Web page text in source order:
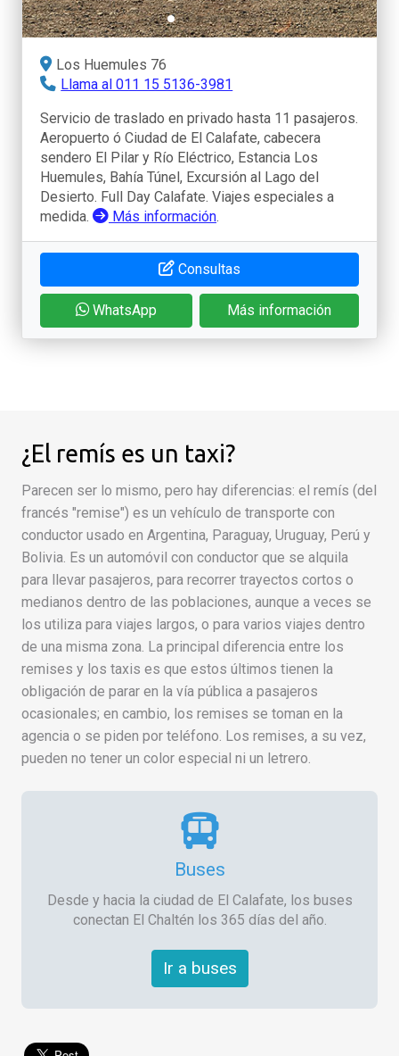
Los Huemules 76
Llama al 011 15 5136-3981
Servicio de traslado en privado hasta 11 pasajeros.
Aeropuerto ó Ciudad de El Calafate, cabecera
sendero El Pilar y Río Eléctrico, Estancia Los
Huemules, Bahía Túnel, Excursión al Lago del
Desierto. Full Day Calafate. Viajes especiales a
medida.
Más información.
Consultas
WhatsApp Más información
¿El remís es un taxi?
Parecen ser lo mismo, pero hay diferencias: el remís (del
francés "remise") es un vehículo de transporte con
conductor usado en Argentina, Paraguay, Uruguay, Perú y
Bolivia. Es un automóvil con conductor que se alquila
para llevar pasajeros, para recorrer trayectos cortos o
medianos dentro de las poblaciones, aunque a veces se
los utiliza para viajes largos, o para varios viajes dentro
de una misma zona. La principal diferencia entre los
remises y los taxis es que estos últimos tienen la
obligación de parar en la vía pública a pasajeros
ocasionales; en cambio, los remises se toman en la
agencia o se piden por teléfono. Los remises, a su vez,
pueden no tener un color especial ni un letrero.
Buses
Desde y hacia la ciudad de El Calafate, los buses
conectan El Chaltén los 365 días del año.
Ir a buses